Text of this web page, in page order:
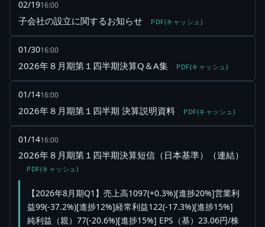
02/1916:00
子会社の設立に関するお知らせ PDF(キャッシュ)
01/3016:00
2026年８月期第１四半期決算Q＆A集 PDF(キャッシュ)
01/1416:00
2026年８月期第１四半期 決算説明資料 PDF(キャッシュ)
01/1416:00
2026年８月期第１四半期決算短信（日本基準）（連結）
PDF(キャッシュ)
【2026年8月期Q1】売上高1097(+0.3%)[進捗20%]営業利
益99(-37.2%)[進捗12%]経常利益122(-17.3%)[進捗15%]
純利益（親）77(-20.6%)[進捗15%] EPS（基）23.06円/株